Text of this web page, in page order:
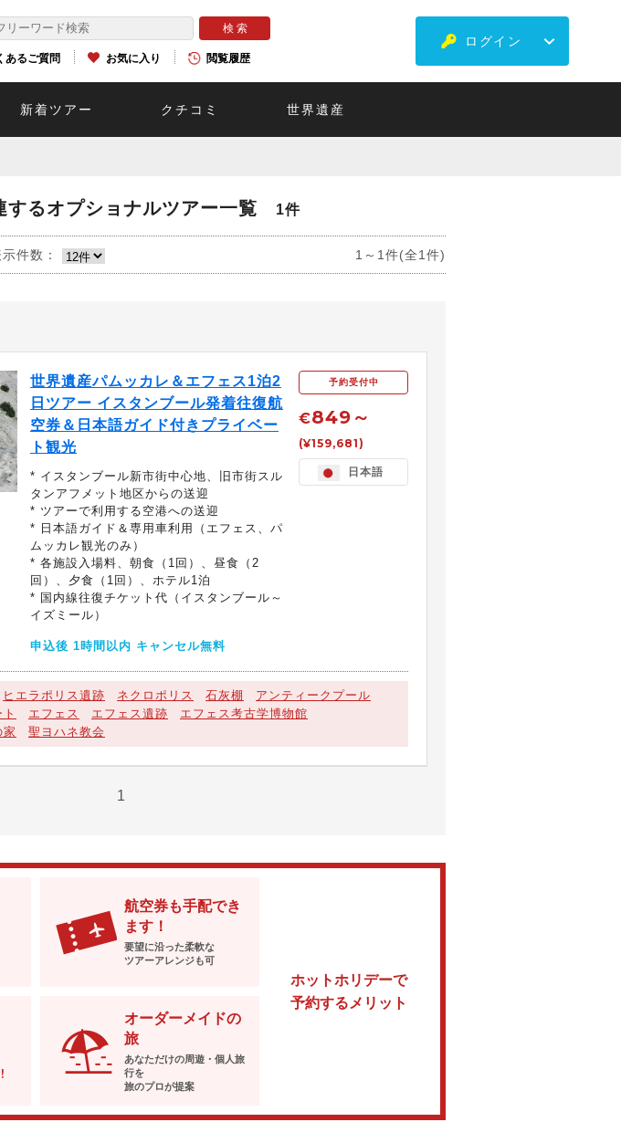
あるご質問 お気に入り 閲覧履歴
ログイン
新着ツアー クチコミ 世界遺産
するオプショナルツアー一覧 1件
件数： 1～1件(全1件)
世界遺産パムッカレ＆エフェス1泊2
日ツアー イスタンブール発着往復航
空券＆日本語ガイド付きプライベー
ト観光
* イスタンブール新市街中心地、旧市街スル
タンアフメット地区からの送迎
* ツアーで利用する空港への送迎
* 日本語ガイド＆専用車利用（エフェス、パ
ムッカレ観光のみ）
* 各施設入場料、朝食（1回）、昼食（2
回）、夕食（1回）、ホテル1泊
* 国内線往復チケット代（イスタンブール～
イズミール）
申込後 1時間以内 キャンセル無料
予約受付中
€849～
(¥159,681)
日本語
ヒエラポリス遺跡 ネクロポリス 石灰棚
アンティークプール
エフェス エフェス遺跡
エフェス考古学博物館
聖ヨハネ教会
1
ホットホリデーで
予約するメリット
航空券も手配でき
ます！
要望に沿った柔軟な
ツアーアレンジも可
オーダーメイドの
旅
あなただけの周遊・個人旅
行を
旅のプロが提案